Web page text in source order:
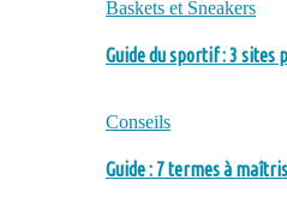
Baskets et Sneakers
Guide du sportif : 3 sites
Conseils
Guide : 7 termes à